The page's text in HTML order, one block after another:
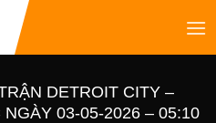
DETROIT CITY –
03-05-2026 – 05:10